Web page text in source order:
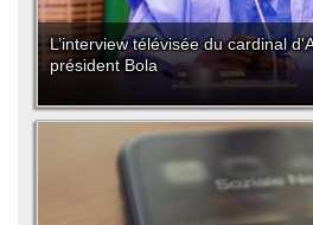
L’interview télévisée du cardinal
président Bola